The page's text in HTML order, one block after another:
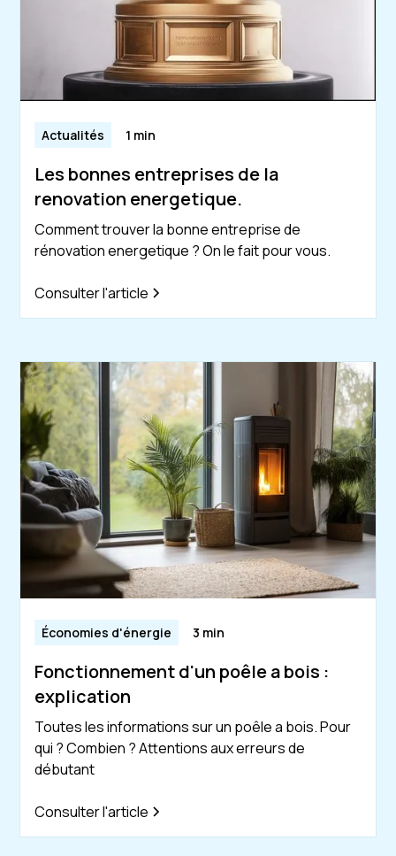
Actualités 1 min
Les bonnes entreprises de la
renovation energetique.
Comment trouver la bonne entreprise de
rénovation energetique ? On le fait pour vous.
Consulter l'article
Économies d'énergie 3 min
Fonctionnement d'un poêle a bois :
explication
Toutes les informations sur un poêle a bois. Pour
qui ? Combien ? Attentions aux erreurs de
débutant
Consulter l'article